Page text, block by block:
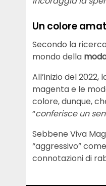
Un colore
Secondo la
mondo della
All’inizio del 2022,
magenta e le
colore, dunque,
“conferisce un
Sebbene Viva
“aggressivo”
connotazioni di